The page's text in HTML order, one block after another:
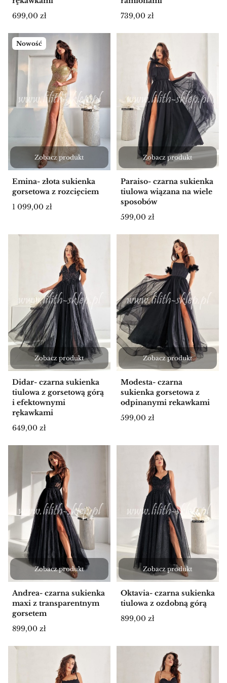
Cena
699,00 zł
Cena
739,00 zł
Nowość
Zobacz produkt
Emina- złota sukienka
gorsetowa z rozcięciem
Cena
1 099,00 zł
Zobacz produkt
Paraiso- czarna sukienka
tiulowa wiązana na wiele
sposobów
Cena
599,00 zł
Zobacz produkt
Didar- czarna sukienka
tiulowa z gorsetową górą
i efektownymi
rękawkami
Cena
649,00 zł
Zobacz produkt
Modesta- czarna
sukienka gorsetowa z
odpinanymi rekawkami
Cena
599,00 zł
Zobacz produkt
Andrea- czarna sukienka
maxi z transparentnym
gorsetem
Cena
899,00 zł
Zobacz produkt
Oktavia- czarna sukienka
tiulowa z ozdobną górą
Cena
899,00 zł